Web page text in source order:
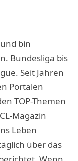
bin
Bundesliga bis
Seit Jahren
Portalen
TOP-Themen
Magazin
Leben
über das